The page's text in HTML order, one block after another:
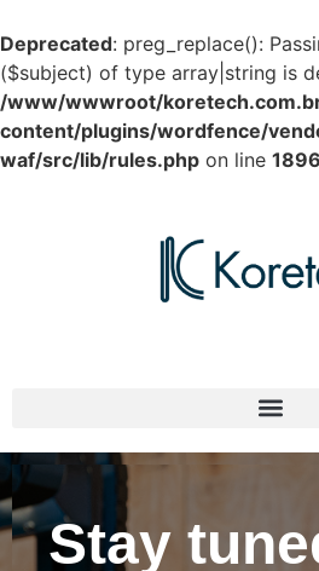
Deprecated: preg_replace():
($subject) of type array|string is
/www/wwwroot/
content/plugins/wordfence/
waf/src/lib/rules.php on line 1896
Stay